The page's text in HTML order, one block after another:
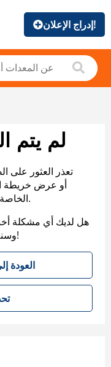
إدراج الإعلان!
لم يتم
تعذر العثور على
الخاصة بنا لمساعدتك في العثور على ما تريد.
هل لديك أي مشكلة
وسنعاود التواصل معك. شكرًا على صبرك!
العودة
تحديث الصفحة